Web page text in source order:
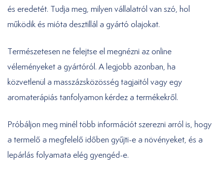
és eredetét. Tudja meg, milyen vállalatról van szó, hol
működik és mióta desztillál a gyártó olajokat.
Természetesen ne felejtse el megnézni az online
véleményeket a gyártóról. A legjobb azonban, ha
közvetlenül a masszázsközösség tagjaitól vagy egy
aromaterápiás tanfolyamon kérdez a termékekről.
Próbáljon meg minél több információt szerezni arról is, hogy
a termelő a megfelelő időben gyűjti-e a növényeket, és a
lepárlás folyamata elég gyengéd-e.